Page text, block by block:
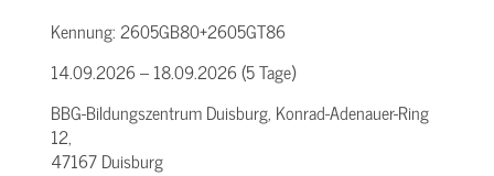
Kennung:2605GB80+2605GT86
14.09.2026 – 18.09.2026 (5 Tage)
BBG-Bildungszentrum Duisburg, Konrad-Adenauer-Ring
12,
47167 Duisburg